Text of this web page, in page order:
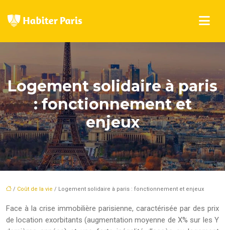
Logement solidaire à paris
: fonctionnement et
enjeux
/ Coût de la vie / Logement solidaire à paris : fonctionnement et enjeux
Face à la crise immobilière parisienne, caractérisée par des prix
de location exorbitants (augmentation moyenne de X% sur les Y